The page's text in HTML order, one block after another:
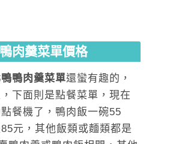
肉羹菜單價格
鴨肉羹菜單還蠻有趣的，
，下面則是點餐菜單，現在
餐機了，鴨肉飯一碗55
元，其他飯類或麵類都是